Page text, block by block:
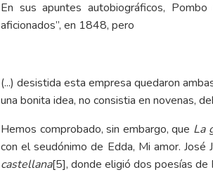
En sus apuntes autobiográficos,
aficionados”, en 1848, pero
(...) desistida esta empresa quedaron
una bonita idea, no consistia en novenas,
Hemos comprobado, sin embargo, que La
con el seudónimo de Edda, Mi amor. José
castellana[5], donde eligió dos poesías de